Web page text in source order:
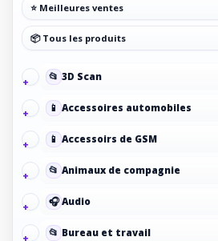
⭐ Meilleures ventes
📦 Tous les produits
📂 3D Scan
📱 Accessoires automobiles
📱 Accessoirs de GSM
📂 Animaux de compagnie
🎧 Audio
📂 Bureau et travail